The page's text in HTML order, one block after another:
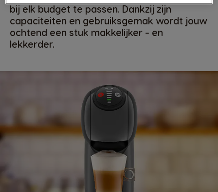
bij elk budget te passen. Dankzij zijn
capaciteiten en gebruiksgemak wordt jouw
ochtend een stuk makkelijker - en
lekkerder.